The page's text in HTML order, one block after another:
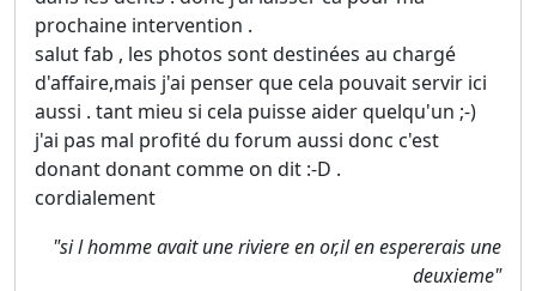
prochaine intervention .
salut fab , les photos sont destinées au chargé
d'affaire,mais j'ai penser que cela pouvait servir ici
aussi . tant mieu si cela puisse aider quelqu'un ;-)
j'ai pas mal profité du forum aussi donc c'est
donant donant comme on dit :-D .
cordialement
"si l homme avait une riviere en or,il en espererais une
deuxieme"